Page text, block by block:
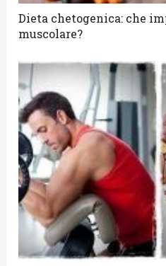
Dieta chetogenica: che
muscolare?